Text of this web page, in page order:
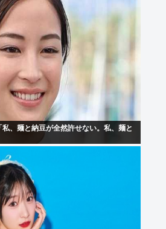
私、麺と納豆が全然許せない。私、麺と